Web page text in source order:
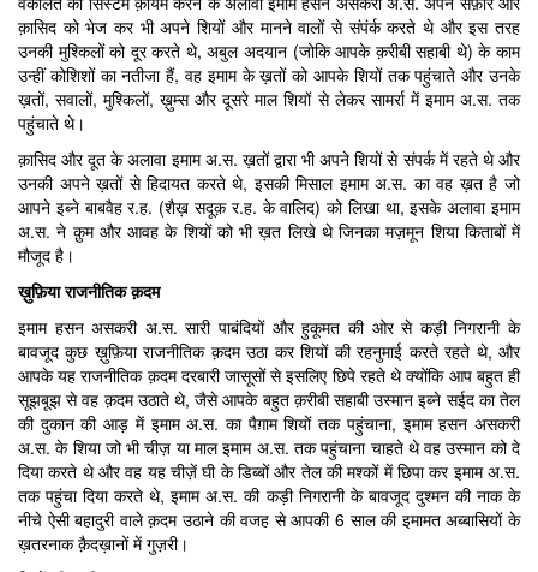
क़ासिद को भेज कर भी अपने शियों और मानने वालों से संपंर्क करते थे और इस तरह
उनकी मुश्किलों को दूर करते थे, अबुल अदयान (जोकि आपके क़रीबी सहाबी थे) के काम
उन्हीं कोशिशों का नतीजा हैं, वह इमाम के ख़तों को आपके शियों तक पहुंचाते और उनके
ख़तों, सवालों, मुश्किलों, ख़ुम्स और दूसरे माल शियों से लेकर सामर्रा में इमाम अ.स. तक
पहुंचाते थे।
क़ासिद और दूत के अलावा इमाम अ.स. ख़तों द्वारा भी अपने शियों से संपर्क में रहते थे और
उनकी अपने ख़तों से हिदायत करते थे, इसकी मिसाल इमाम अ.स. का वह ख़त है जो
आपने इब्ने बाबवैह र.ह. (शैख़ सदूक़ र.ह. के वालिद) को लिखा था, इसके अलावा इमाम
अ.स. ने क़ुम और आवह के शियों को भी ख़त लिखे थे जिनका मज़मून शिया किताबों में
मौजूद है।
ख़ुफ़िया राजनीतिक क़दम
इमाम हसन असकरी अ.स. सारी पाबंदियों और हुकूमत की ओर से कड़ी निगरानी के
बावजूद कुछ ख़ुफ़िया राजनीतिक क़दम उठा कर शियों की रहनुमाई करते रहते थे, और
आपके यह राजनीतिक क़दम दरबारी जासूसों से इसलिए छिपे रहते थे क्योंकि आप बहुत ही
सूझबूझ से वह क़दम उठाते थे, जैसे आपके बहुत क़रीबी सहाबी उस्मान इब्ने सईद का तेल
की दुकान की आड़ में इमाम अ.स. का पैग़ाम शियों तक पहुंचाना, इमाम हसन असकरी
अ.स. के शिया जो भी चीज़ या माल इमाम अ.स. तक पहुंचाना चाहते थे वह उस्मान को दे
दिया करते थे और वह यह चीज़ें घी के डिब्बों और तेल की मश्कों में छिपा कर इमाम अ.स.
तक पहुंचा दिया करते थे, इमाम अ.स. की कड़ी निगरानी के बावजूद दुश्मन की नाक के
नीचे ऐसी बहादुरी वाले क़दम उठाने की वजह से आपकी 6 साल की इमामत अब्बासियों के
ख़तरनाक क़ैदख़ानों में गुज़री।